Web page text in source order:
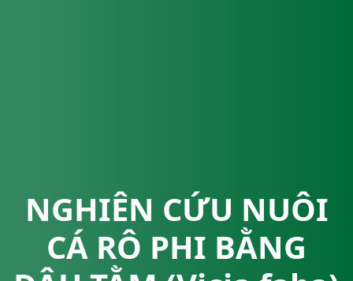
NGHIÊN CỨU NUÔI
CÁ RÔ PHI BẰNG